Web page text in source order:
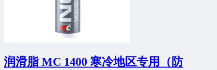
润滑脂 MC 1400 寒冷地区专用（防